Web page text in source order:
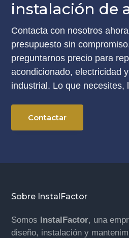
instalación de
Contacta con nosotros
presupuesto sin
preguntarnos precio para
acondicionado, electricidad
industrial. Lo que necesites,
Contactar
Footer
Sobre InstalFactor
Somos InstalFactor, una
diseño, instalación y